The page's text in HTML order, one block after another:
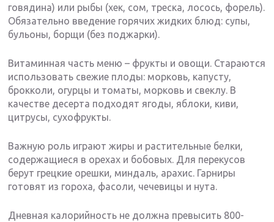
говядина) или рыбы (хек, сом, треска, лосось, форель).
Обязательно введение горячих жидких блюд: супы,
бульоны, борщи (без поджарки).
Витаминная часть меню – фрукты и овощи. Стараются
использовать свежие плоды: морковь, капусту,
брокколи, огурцы и томаты, морковь и свеклу. В
качестве десерта подходят ягоды, яблоки, киви,
цитрусы, сухофрукты.
Важную роль играют жиры и растительные белки,
содержащиеся в орехах и бобовых. Для перекусов
берут грецкие орешки, миндаль, арахис. Гарниры
готовят из гороха, фасоли, чечевицы и нута.
Дневная калорийность не должна превысить 800-